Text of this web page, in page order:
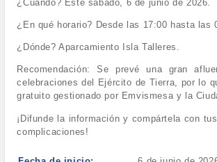
¿Cuándo? Este sábado, 6 de junio de 2026.
¿En qué horario? Desde las 17:00 hasta las
¿Dónde? Aparcamiento Isla Talleres.
Recomendación: Se prevé una gran
celebraciones del Ejército de Tierra, por lo
gratuito gestionado por Emvismesa y la
¡Difunde la información y compártela con
complicaciones!